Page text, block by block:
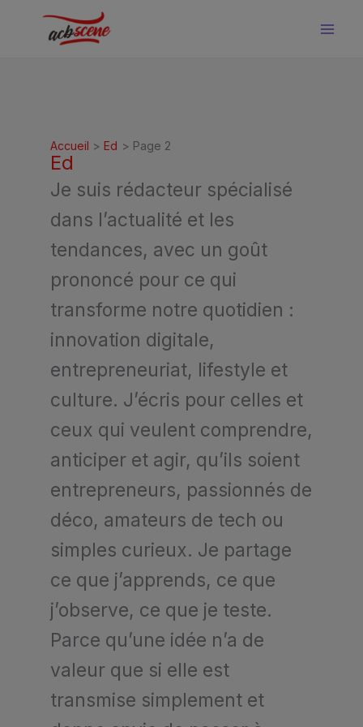
Accueil Ed Page 2
Ed
Je suis rédacteur spécialisé
dans l’actualité et les
tendances, avec un goût
prononcé pour ce qui
transforme notre quotidien :
innovation digitale,
entrepreneuriat, lifestyle et
culture. J’écris pour celles et
ceux qui veulent comprendre,
anticiper et agir, qu’ils soient
entrepreneurs, passionnés de
déco, amateurs de tech ou
simples curieux. Je partage
ce que j’apprends, ce que
j’observe, ce que je teste.
Parce qu’une idée n’a de
valeur que si elle est
transmise simplement et